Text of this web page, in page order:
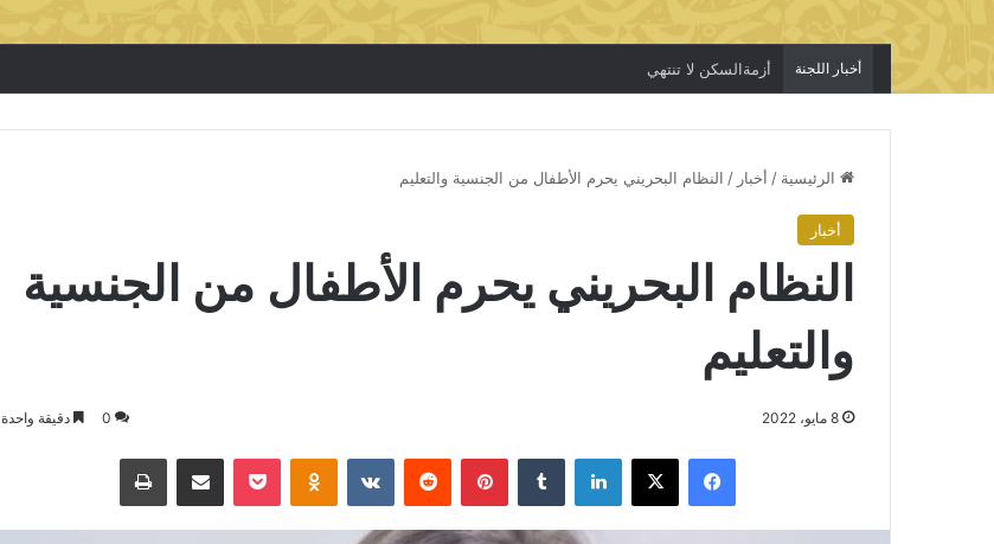
أخبار اللجنة أزمةالسكن لا تنتهي
الرئيسية / أخبار / النظام البحريني يحرم الأطفال من الجنسية والتعليم
أخبار
النظام البحريني يحرم الأطفال من الجنسية
والتعليم
8 مايو، 2022 0 دقيقة واحدة
فيسبوك X لينكدإن بينتيريست Odnoklassniki
بوكيت مشاركة عبر البريد طباعة